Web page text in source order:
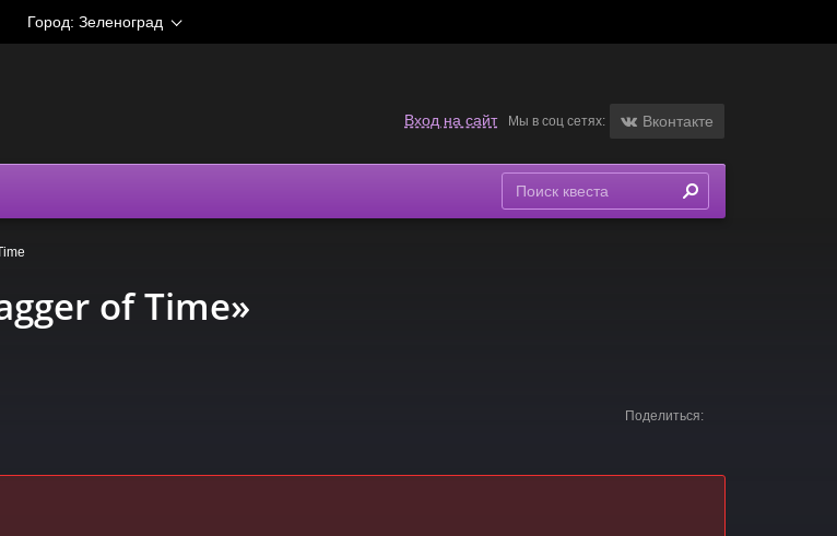
Город: Зеленоград
Вход на сайт Мы в соц сетях: Вконтакте
of Time»
Поделиться: